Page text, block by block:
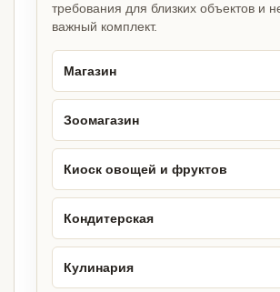
требования для близких объектов и
важный комплект.
Магазин
Зоомагазин
Киоск овощей и фруктов
Кондитерская
Кулинария